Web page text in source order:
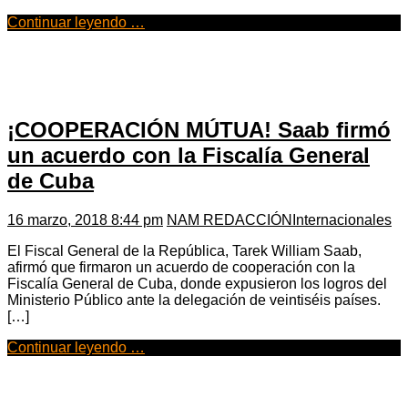
Continuar leyendo …
¡COOPERACIÓN MÚTUA! Saab firmó
un acuerdo con la Fiscalía General
de Cuba
16 marzo, 2018 8:44 pm NAM REDACCIÓN Internacionales
El Fiscal General de la República, Tarek William Saab,
afirmó que firmaron un acuerdo de cooperación con la
Fiscalía General de Cuba, donde expusieron los logros del
Ministerio Público ante la delegación de veintiséis países.
[…]
Continuar leyendo …